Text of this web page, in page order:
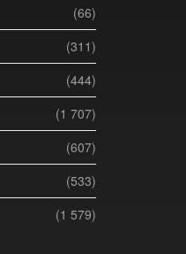
(66)
(311)
(444)
(1 707)
(607)
(533)
(1 579)